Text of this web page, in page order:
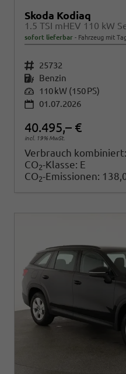
Skoda Kodiaq
sofort lieferbar Fahrzeug mit
Fahrzeugnr. 25732
Kraftstoff Benzin
Leistung 110 kW (150 PS)
01.07.2026
40.495,– €
incl. 19% MwSt.
Verbrauch kombiniert:
CO2-Klasse: E
CO2-Emissionen: